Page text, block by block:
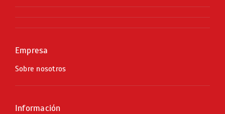
Empresa
Sobre nosotros
Información